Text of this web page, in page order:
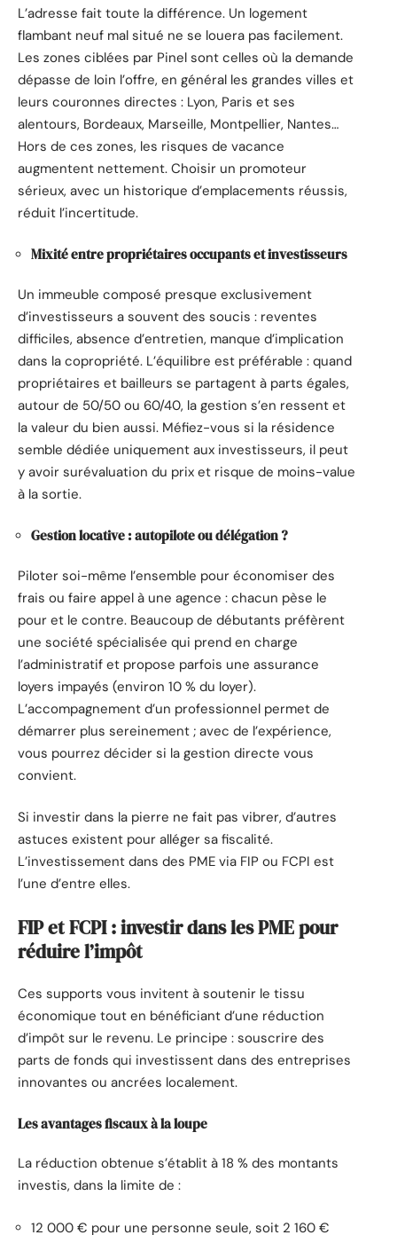
L’adresse fait toute la différence. Un logement
flambant neuf mal situé ne se louera pas facilement.
Les zones ciblées par Pinel sont celles où la demande
dépasse de loin l’offre, en général les grandes villes et
leurs couronnes directes : Lyon, Paris et ses
alentours, Bordeaux, Marseille, Montpellier, Nantes…
Hors de ces zones, les risques de vacance
augmentent nettement. Choisir un promoteur
sérieux, avec un historique d’emplacements réussis,
réduit l’incertitude.
Mixité entre propriétaires occupants et investisseurs
Un immeuble composé presque exclusivement
d’investisseurs a souvent des soucis : reventes
difficiles, absence d’entretien, manque d’implication
dans la copropriété. L’équilibre est préférable : quand
propriétaires et bailleurs se partagent à parts égales,
autour de 50/50 ou 60/40, la gestion s’en ressent et
la valeur du bien aussi. Méfiez-vous si la résidence
semble dédiée uniquement aux investisseurs, il peut
y avoir surévaluation du prix et risque de moins-value
à la sortie.
Gestion locative : autopilote ou délégation ?
Piloter soi-même l’ensemble pour économiser des
frais ou faire appel à une agence : chacun pèse le
pour et le contre. Beaucoup de débutants préfèrent
une société spécialisée qui prend en charge
l’administratif et propose parfois une assurance
loyers impayés (environ 10 % du loyer).
L’accompagnement d’un professionnel permet de
démarrer plus sereinement ; avec de l’expérience,
vous pourrez décider si la gestion directe vous
convient.
Si investir dans la pierre ne fait pas vibrer, d’autres
astuces existent pour alléger sa fiscalité.
L’investissement dans des PME via FIP ou FCPI est
l’une d’entre elles.
FIP et FCPI : investir dans les PME pour
réduire l’impôt
Ces supports vous invitent à soutenir le tissu
économique tout en bénéficiant d’une réduction
d’impôt sur le revenu. Le principe : souscrire des
parts de fonds qui investissent dans des entreprises
innovantes ou ancrées localement.
Les avantages fiscaux à la loupe
La réduction obtenue s’établit à 18 % des montants
investis, dans la limite de :
12 000 € pour une personne seule, soit 2 160 €